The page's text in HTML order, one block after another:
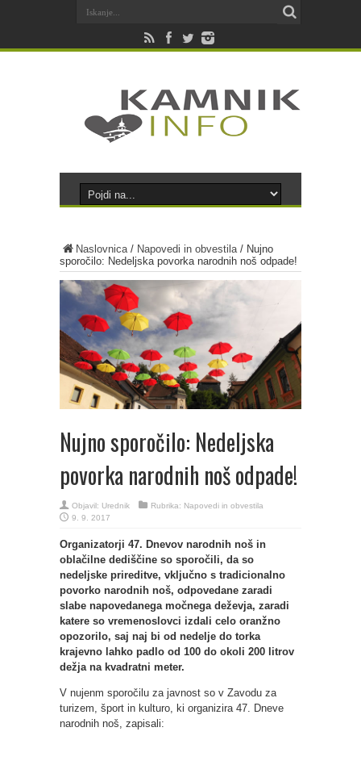
Naslovnica/ Napovedi in obvestila/ Nujno
sporočilo: Nedeljska povorka narodnih noš odpade!
Nujno sporočilo: Nedeljska
povorka narodnih noš odpade!
Objavil: Urednik Rubrika: Napovedi in obvestila
9. 9. 2017
Organizatorji 47. Dnevov narodnih noš in
oblačilne dediščine so sporočili, da so
nedeljske prireditve, vključno s tradicionalno
povorko narodnih noš, odpovedane zaradi
slabe napovedanega močnega deževja, zaradi
katere so vremenoslovci izdali celo oranžno
opozorilo, saj naj bi od nedelje do torka
krajevno lahko padlo od 100 do okoli 200 litrov
dežja na kvadratni meter.
V nujenm sporočilu za javnost so v Zavodu za
turizem, šport in kulturo, ki organizira 47. Dneve
narodnih noš, zapisali: